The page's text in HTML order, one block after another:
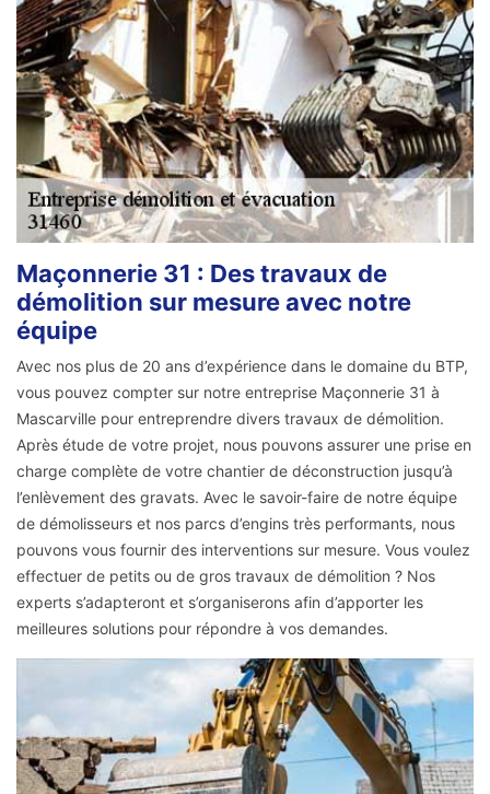
Maçonnerie 31 : Des travaux de
démolition sur mesure avec notre
équipe
Avec nos plus de 20 ans d’expérience dans le domaine du BTP,
vous pouvez compter sur notre entreprise Maçonnerie 31 à
Mascarville pour entreprendre divers travaux de démolition.
Après étude de votre projet, nous pouvons assurer une prise en
charge complète de votre chantier de déconstruction jusqu’à
l’enlèvement des gravats. Avec le savoir-faire de notre équipe
de démolisseurs et nos parcs d’engins très performants, nous
pouvons vous fournir des interventions sur mesure. Vous voulez
effectuer de petits ou de gros travaux de démolition ? Nos
experts s’adapteront et s’organiserons afin d’apporter les
meilleures solutions pour répondre à vos demandes.